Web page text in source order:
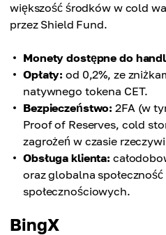
większość środków w cold
przez Shield Fund.
Monety dostępne do
Opłaty: od 0,2%, ze
natywnego tokena CET.
Bezpieczeństwo: 2FA (w
Proof of Reserves, cold
zagrożeń w czasie
Obsługa klienta:
oraz globalna
społecznościowych.
BingX